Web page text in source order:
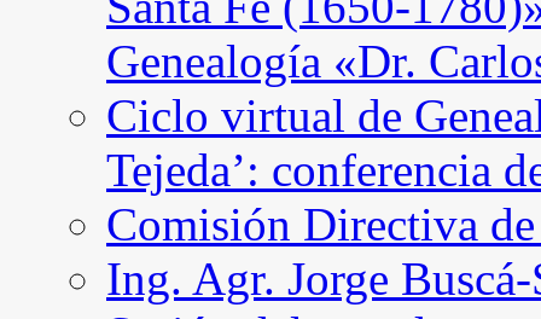
Genealogía «Dr.
Ciclo virtual de
Tejeda’: conferencia
Comisión Directiva
Ing. Agr. Jorge